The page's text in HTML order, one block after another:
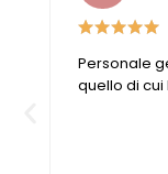
Personale
quello di